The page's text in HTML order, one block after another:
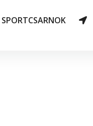
SPORTCSARNOK